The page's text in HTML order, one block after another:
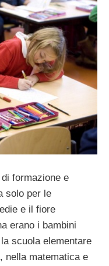
formazione e
solo per le
e il fiore
erano i bambini
scuola elementare
nella matematica e